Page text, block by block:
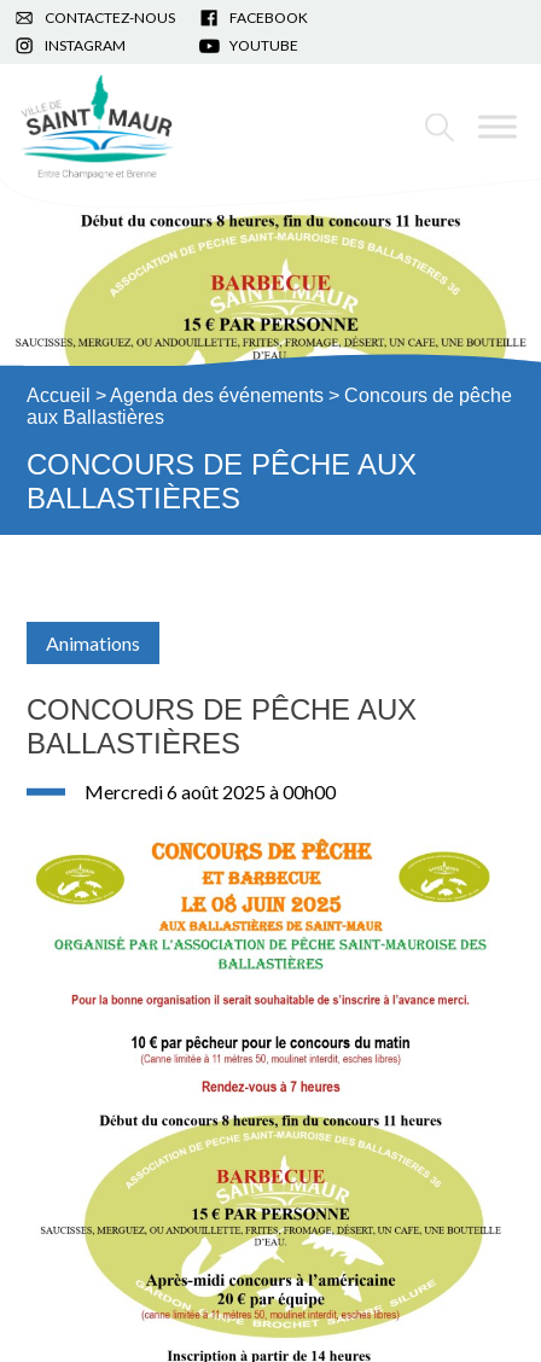
CONTACTEZ-NOUS
FACEBOOK
INSTAGRAM
YOUTUBE
Accueil >Agenda des événements > Concours de pêche
aux Ballastières
CONCOURS DE PÊCHE AUX
BALLASTIÈRES
Animations
CONCOURS DE PÊCHE AUX
BALLASTIÈRES
mercredi 6 août 2025 à 00h00